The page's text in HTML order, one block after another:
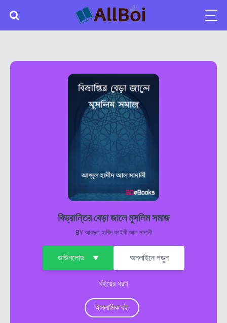
বিভ্রান্তির বেড়া জালে মুসলিম সমাজ
BYআবদুল হামীদ ফাইযী আল মাদানী
ডাউনলোড অনলাইনে পড়ুন
বইয়ের ধরণ
ইসলামিক বই